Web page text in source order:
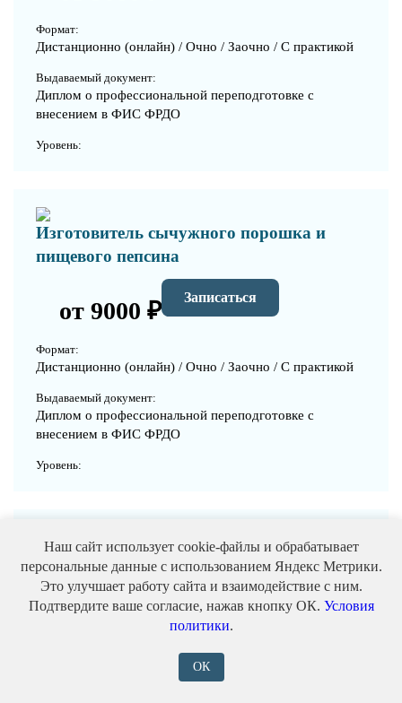
Формат:
Дистанционно (онлайн) / Очно / Заочно / С практикой
Выдаваемый документ:
Диплом о профессиональной переподготовке с
внесением в ФИС ФРДО
Уровень:
Изготовитель сычужного порошка и
пищевого пепсина
от 9000 ₽ Записаться
Формат:
Дистанционно (онлайн) / Очно / Заочно / С практикой
Выдаваемый документ:
Диплом о профессиональной переподготовке с
внесением в ФИС ФРДО
Уровень:
Изготовитель субтитров
от 9000 ₽ Записаться
Дистанционно (онлайн) / Очно / Заочно / С практикой
Наш сайт использует cookie-файлы и обрабатывает
персональные данные с использованием Яндекс Метрики.
Это улучшает работу сайта и взаимодействие с ним.
Подтвердите ваше согласие, нажав кнопку ОК. Условия
политики.
ОК